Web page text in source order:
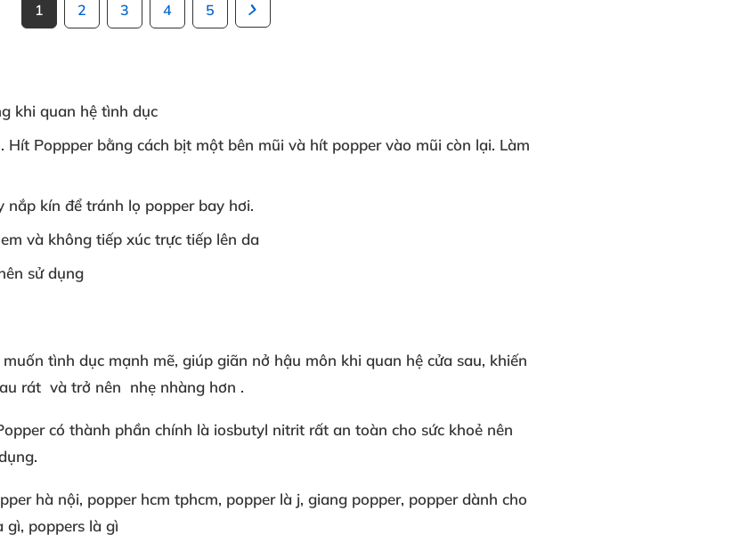
1 2 3 4 5
khi quan hệ tình dục
. Hít Poppperbằng cách bịt một bên mũi và hít poppervào mũi còn lại. Làm
nắp kín để tránh lọ popper bay hơi.
vàkhông tiếp xúctrực tiếp lên da
sử dụng
muốn tình dụcmạnh mẽ, giúpgiãn nở hậu môn khi quan hệ cửa sau, khiến
rát và trở nên nhẹ nhàng hơn .
có thành phần chính làiosbutyl nitritrất an toàn cho sức khoẻnên
.
hà nội, popper hcm tphcm, popper là j, giang popper, popper dành cho
gì, poppers là gì